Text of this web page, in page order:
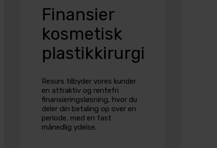
Finansier
kosmetisk
plastikkirurgi
Resurs tilbyder vores kunder
en attraktiv og rentefri
finansieringsløsning, hvor du
deler din betaling op over en
periode, med en fast
månedlig ydelse.